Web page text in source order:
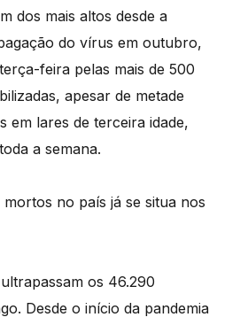
dos mais altos desde a
do vírus em outubro,
feira pelas mais de 500
apesar de metade
em lares de terceira idade,
a semana.
no país já se situa nos
os 46.290
Desde o início da pandemia